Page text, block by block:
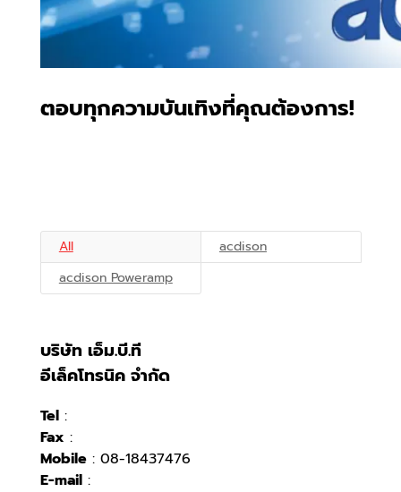
ตอบทุกความบันเทิงที่คุณต้องการ!
All
acdison
acdison Poweramp
บริษัท เอ็ม.บี.ที
อีเล็คโทรนิค จำกัด
Tel:
Fax :
Mobile: 08-18437476
E-mail: